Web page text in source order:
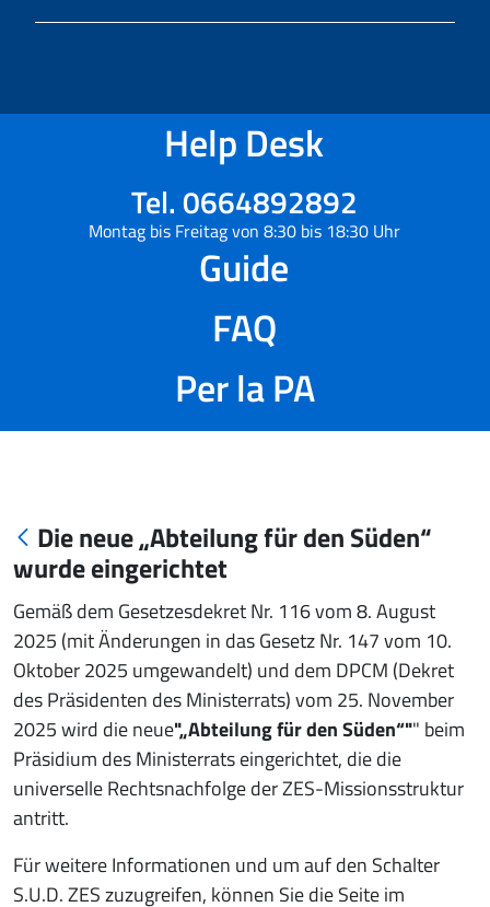
Help Desk
Tel. 0664892892
Montag bis Freitag von 8:30 bis 18:30 Uhr
Guide
FAQ
Per la PA
Die neue „Abteilung für den Süden“
wurde eingerichtet
Gemäß dem Gesetzesdekret Nr. 116 vom 8. August
2025 (mit Änderungen in das Gesetz Nr. 147 vom 10.
Oktober 2025 umgewandelt) und dem DPCM (Dekret
des Präsidenten des Ministerrats) vom 25. November
2025 wird die neue"„Abteilung für den Süden“"" beim
Präsidium des Ministerrats eingerichtet, die die
universelle Rechtsnachfolge der ZES-Missionsstruktur
antritt.
Für weitere Informationen und um auf den Schalter
S.U.D. ZES zuzugreifen, können Sie die Seite im